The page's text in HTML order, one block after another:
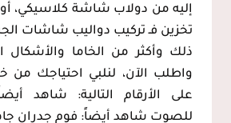
إليه من دولاب شاشة كلاسيكي،
تخزين فـ تركيب دواليب شاشات
ذلك وأكثر من الخاما والأشكال
واطلب الآن، لنلبي احتياجك من
على الأرقام التالية: شاهد
للصوت شاهد أيضاً: فوم جدران